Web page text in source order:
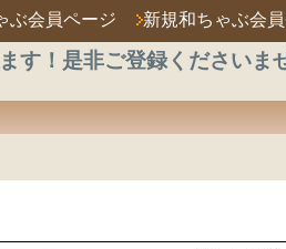
ぶ会員ページ 新規和ちゃぶ会
す！是非ご登録くださいま